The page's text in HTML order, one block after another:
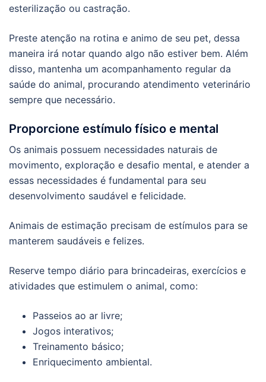
esterilização ou castração.
Preste atenção na rotina e animo de seu pet, dessa
maneira irá notar quando algo não estiver bem. Além
disso, mantenha um acompanhamento regular da
saúde do animal, procurando atendimento veterinário
sempre que necessário.
Proporcione estímulo físico e mental
Os animais possuem necessidades naturais de
movimento, exploração e desafio mental, e atender a
essas necessidades é fundamental para seu
desenvolvimento saudável e felicidade.
Animais de estimação precisam de estímulos para se
manterem saudáveis e felizes.
Reserve tempo diário para brincadeiras, exercícios e
atividades que estimulem o animal, como:
Passeios ao ar livre;
Jogos interativos;
Treinamento básico;
Enriquecimento ambiental.